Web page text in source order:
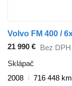
Volvo FM 400 /
21 990 € Bez DPH
Sklápač
2008
716 448 km